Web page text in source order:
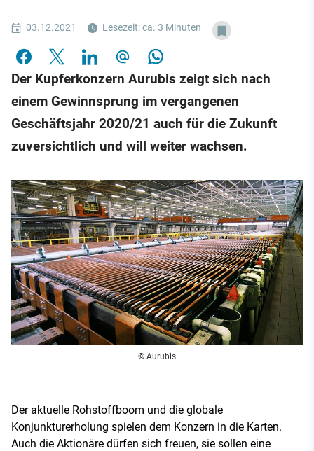
03.12.2021 Lesezeit: ca. 3 Minuten
Der Kupferkonzern Aurubis zeigt sich nach
einem Gewinnsprung im vergangenen
Geschäftsjahr 2020/21 auch für die Zukunft
zuversichtlich und will weiter wachsen.
© Aurubis
Der aktuelle Rohstoffboom und die globale
Konjunkturerholung spielen dem Konzern in die Karten.
Auch die Aktionäre dürfen sich freuen, sie sollen eine